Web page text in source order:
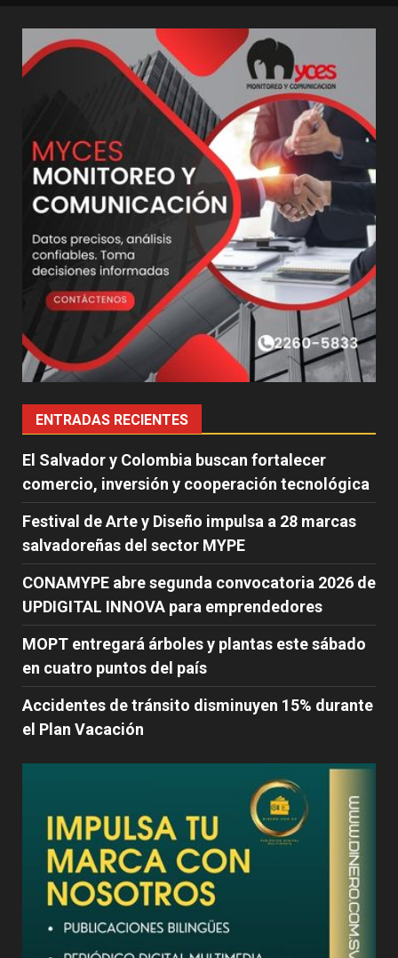
ENTRADAS RECIENTES
El Salvador y Colombia buscan fortalecer
comercio, inversión y cooperación tecnológica
Festival de Arte y Diseño impulsa a 28 marcas
salvadoreñas del sector MYPE
CONAMYPE abre segunda convocatoria 2026 de
UPDIGITAL INNOVA para emprendedores
MOPT entregará árboles y plantas este sábado
en cuatro puntos del país
Accidentes de tránsito disminuyen 15% durante
el Plan Vacación